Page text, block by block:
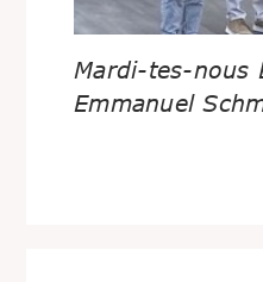
Mardi-tes-nous
Emmanuel